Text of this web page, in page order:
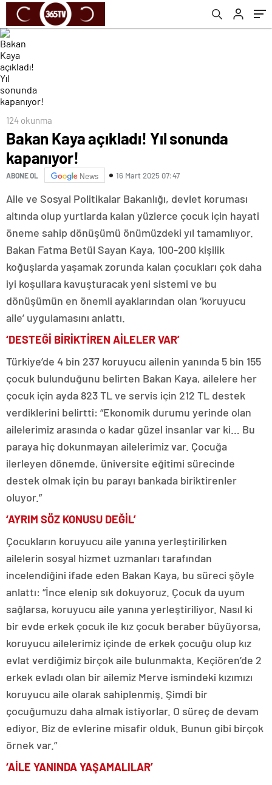
124 okunma
Bakan Kaya açıkladı! Yıl sonunda
kapanıyor!
ABONE OL News 16 Mart 2025 07:47
Aile ve Sosyal Politikalar Bakanlığı, devlet koruması
altında olup yurtlarda kalan yüzlerce çocuk için hayati
öneme sahip dönüşümü önümüzdeki yıl tamamlıyor.
Bakan Fatma Betül Sayan Kaya, 100-200 kişilik
koğuşlarda yaşamak zorunda kalan çocukları çok daha
iyi koşullara kavuşturacak yeni sistemi ve bu
dönüşümün en önemli ayaklarından olan ‘koruyucu
aile’ uygulamasını anlattı.
‘DESTEĞİ BİRİKTİREN AİLELER VAR’
Türkiye’de 4 bin 237 koruyucu ailenin yanında 5 bin 155
çocuk bulunduğunu belirten Bakan Kaya, ailelere her
çocuk için ayda 823 TL ve servis için 212 TL destek
verdiklerini belirtti: “Ekonomik durumu yerinde olan
ailelerimiz arasında o kadar güzel insanlar var ki… Bu
paraya hiç dokunmayan ailelerimiz var. Çocuğa
ilerleyen dönemde, üniversite eğitimi sürecinde
destek olmak için bu parayı bankada biriktirenler
oluyor.”
‘AYRIM SÖZ KONUSU DEĞİL’
Çocukların koruyucu aile yanına yerleştirilirken
ailelerin sosyal hizmet uzmanları tarafından
incelendiğini ifade eden Bakan Kaya, bu süreci şöyle
anlattı: “İnce elenip sık dokuyoruz. Çocuk da uyum
sağlarsa, koruyucu aile yanına yerleştiriliyor. Nasıl ki
bir evde erkek çocuk ile kız çocuk beraber büyüyorsa,
koruyucu ailelerimiz içinde de erkek çocuğu olup kız
evlat verdiğimiz birçok aile bulunmakta. Keçiören’de 2
erkek evladı olan bir ailemiz Merve ismindeki kızımızı
koruyucu aile olarak sahiplenmiş. Şimdi bir
çocuğumuzu daha almak istiyorlar. O süreç de devam
ediyor. Biz de evlerine misafir olduk. Bunun gibi birçok
örnek var.”
‘AİLE YANINDA YAŞAMALILAR’